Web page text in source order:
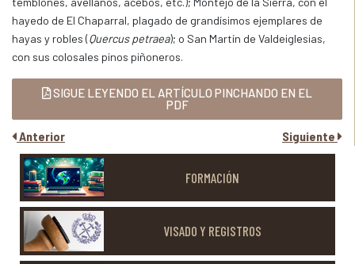
hayedo de El Chaparral, plagado de grandísimos ejemplares de
hayas y robles (Quercus petraea); o San Martín de Valdeiglesias,
con sus colosales pinos piñoneros.
SIGUE LEYENDO EL ARTÍCULO PINCHANDO EN EL
PDF
Anterior Siguiente
FORMACIÓN
VISADO Y REGISTROS